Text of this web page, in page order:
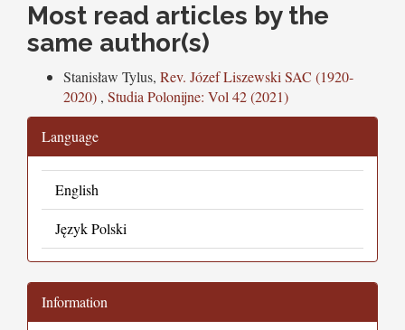
Most read articles by the
same author(s)
Stanisław Tylus, Rev. Józef Liszewski SAC (1920-
2020) , Studia Polonijne: Vol 42 (2021)
Language
English
Język Polski
Information